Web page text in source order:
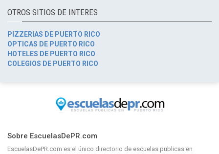
OTROS SITIOS DE INTERES
PIZZERIAS DE PUERTO RICO
OPTICAS DE PUERTO RICO
HOTELES DE PUERTO RICO
COLEGIOS DE PUERTO RICO
Sobre EscuelasDePR.com
EscuelasDePR.com es el único directorio de escuelas publicas en